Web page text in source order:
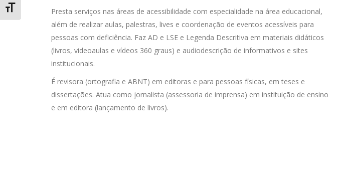
Alternar Tamanho da Fonte
Presta serviços nas áreas de acessibilidade com especialidade na área educacional,
além de realizar aulas, palestras, lives e coordenação de eventos acessíveis para
pessoas com deficiência. Faz AD e LSE e Legenda Descritiva em materiais didáticos
(livros, videoaulas e vídeos 360 graus) e audiodescrição de informativos e sites
institucionais.
É revisora (ortografia e ABNT) em editoras e para pessoas físicas, em teses e
dissertações. Atua como jornalista (assessoria de imprensa) em instituição de ensino
e em editora (lançamento de livros).